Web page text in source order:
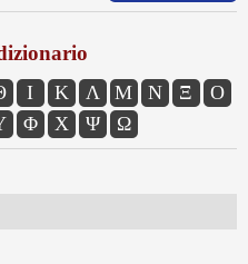
Ι Κ Λ Μ Ν Ξ
Ο
Φ Χ Ψ Ω